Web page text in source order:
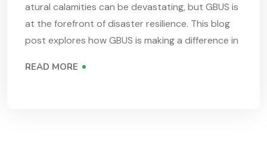
atural calamities can be devastating, but GBUS is
at the forefront of disaster resilience. This blog
post explores how GBUS is making a difference in
READ MORE